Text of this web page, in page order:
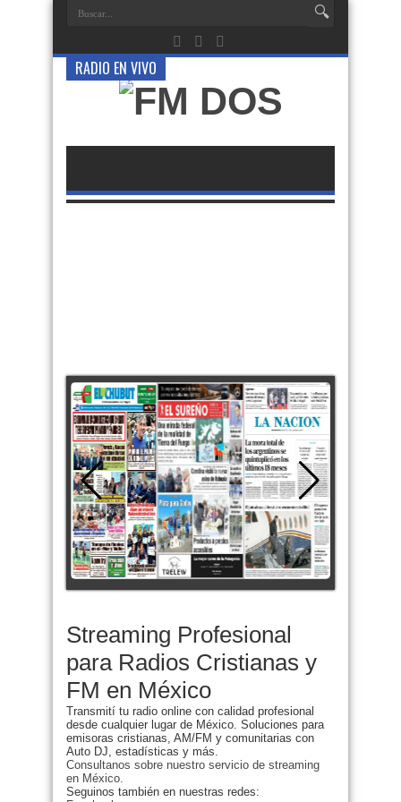
RADIO EN VIVO
Streaming Profesional
para Radios Cristianas y
FM en México
Transmití tu radio online con calidad profesional
desde cualquier lugar de México. Soluciones para
emisoras cristianas, AM/FM y comunitarias con
Auto DJ, estadísticas y más.
Consultanos sobre nuestro servicio de streaming
en México.
Seguinos también en nuestras redes: